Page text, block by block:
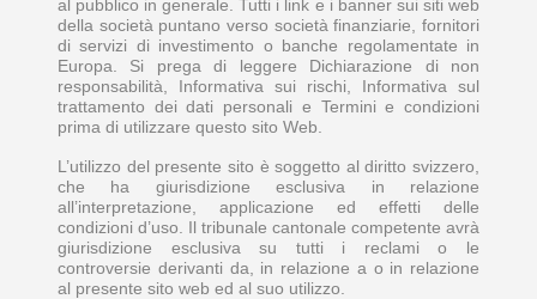
al pubblico in generale. Tutti i link e i banner sui siti web
della società puntano verso società finanziarie, fornitori
di servizi di investimento o banche regolamentate in
Europa. Si prega di leggere Dichiarazione di non
responsabilità, Informativa sui rischi, Informativa sul
trattamento dei dati personali e Termini e condizioni
prima di utilizzare questo sito Web.
L’utilizzo del presente sito è soggetto al diritto svizzero,
che ha giurisdizione esclusiva in relazione
all’interpretazione, applicazione ed effetti delle
condizioni d’uso. Il tribunale cantonale competente avrà
giurisdizione esclusiva su tutti i reclami o le
controversie derivanti da, in relazione a o in relazione
al presente sito web ed al suo utilizzo.